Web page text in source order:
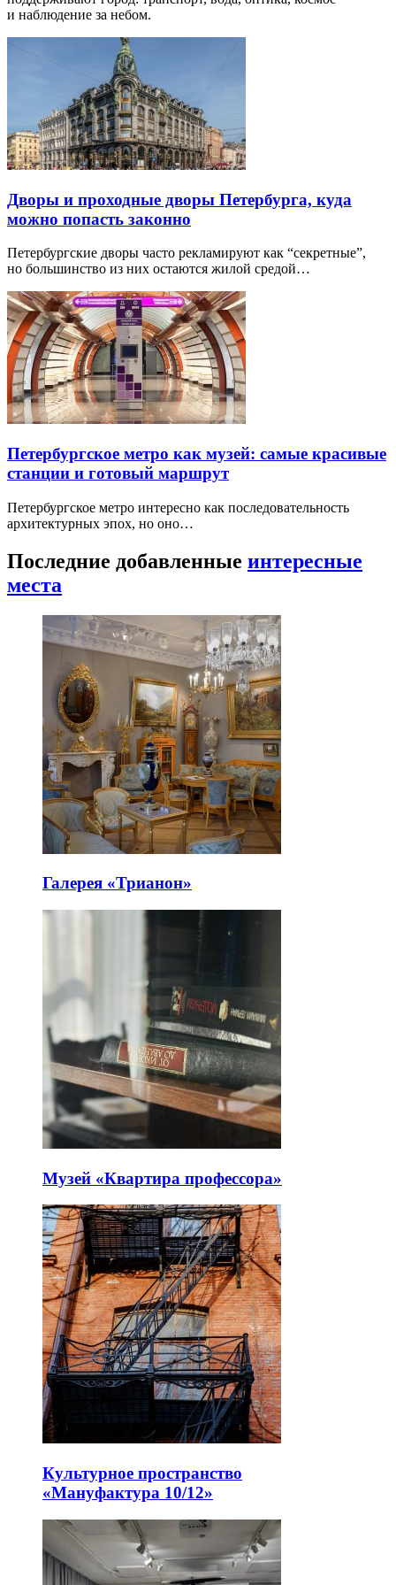
и наблюдение за небом.
Дворы и проходные дворы Петербурга, куда
можно попасть законно
Петербургские дворы часто рекламируют как “секретные”,
но большинство из них остаются жилой средой…
Петербургское метро как музей: самые красивые
станции и готовый маршрут
Петербургское метро интересно как последовательность
архитектурных эпох, но оно…
Последние добавленные интересные
места
Галерея «Трианон»
Музей «Квартира профессора»
Культурное пространство
«Мануфактура 10/12»